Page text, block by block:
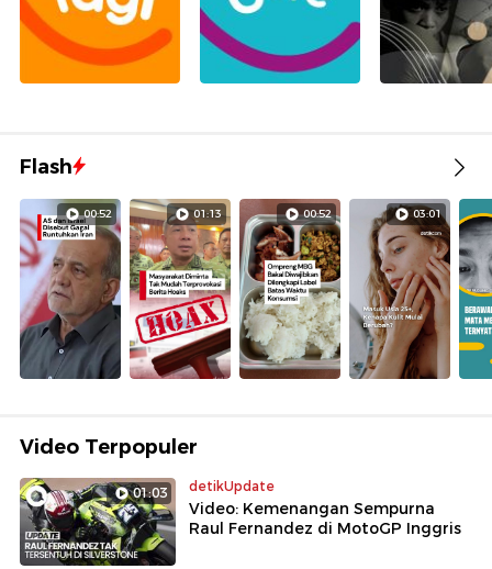
Flash
00:52 01:13 00:52 03:01
Video Terpopuler
01:03 detikUpdate
Video: Kemenangan Sempurna
Raul Fernandez di MotoGP Inggris